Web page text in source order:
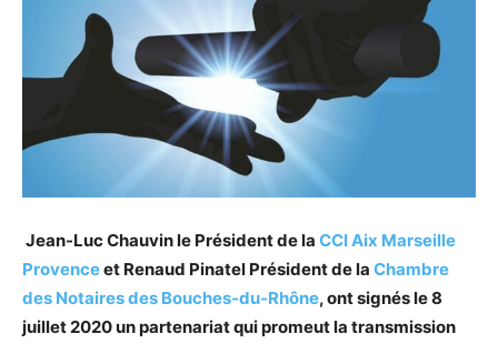
Jean-Luc Chauvin le Président de la CCI Aix Marseille
Provenceet Renaud Pinatel Président de la Chambre
des Notaires des Bouches-du-Rhône, ont signés le 8
juillet 2020 un partenariat qui promeut la transmission